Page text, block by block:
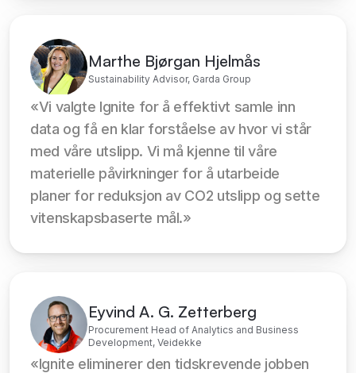
Marthe Bjørgan Hjelmås
Sustainability Advisor, Garda Group
«Vi valgte Ignite for å effektivt samle inn
data og få en klar forståelse av hvor vi står
med våre utslipp. Vi må kjenne til våre
materielle påvirkninger for å utarbeide
planer for reduksjon av CO2 utslipp og sette
vitenskapsbaserte mål.»
Eyvind A. G. Zetterberg
Procurement Head of Analytics and Business
Development, Veidekke
«Ignite eliminerer den tidskrevende jobben